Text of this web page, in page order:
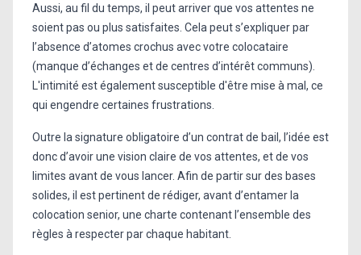
Aussi, au fil du temps, il peut arriver que vos attentes ne
soient pas ou plus satisfaites. Cela peut s’expliquer par
l’absence d’atomes crochus avec votre colocataire
(manque d’échanges et de centres d’intérêt communs).
L'intimité est également susceptible d'être mise à mal, ce
qui engendre certaines frustrations.
Outre la signature obligatoire d’un contrat de bail, l’idée est
donc d’avoir une vision claire de vos attentes, et de vos
limites avant de vous lancer. Afin de partir sur des bases
solides, il est pertinent de rédiger, avant d’entamer la
colocation senior, une charte contenant l’ensemble des
règles à respecter par chaque habitant.